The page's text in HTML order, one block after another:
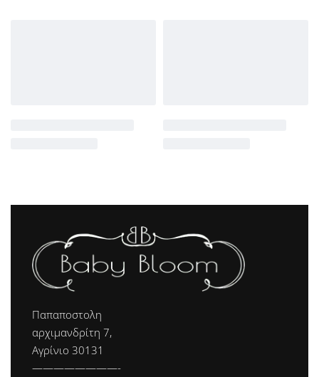
Παπαποστολη
αρχιμανδρίτη 7,
Αγρίνιο 30131
————————-